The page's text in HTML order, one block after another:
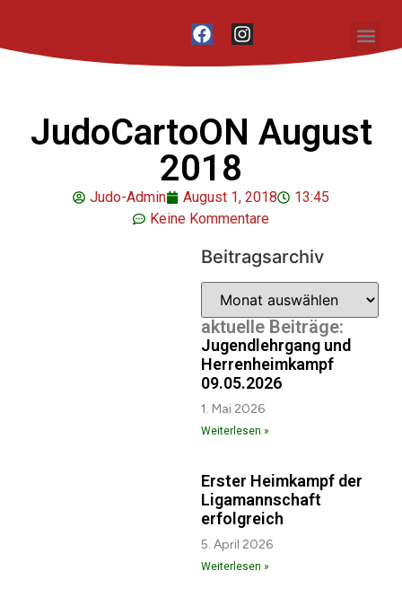
JudoCartoON August
2018
Judo-Admin August 1, 2018
13:45
Keine Kommentare
Beitragsarchiv
aktuelle Beiträge:
Jugendlehrgang und
Herrenheimkampf
09.05.2026
1. Mai 2026
Weiterlesen »
Erster Heimkampf der
Ligamannschaft
erfolgreich
5. April 2026
Weiterlesen »